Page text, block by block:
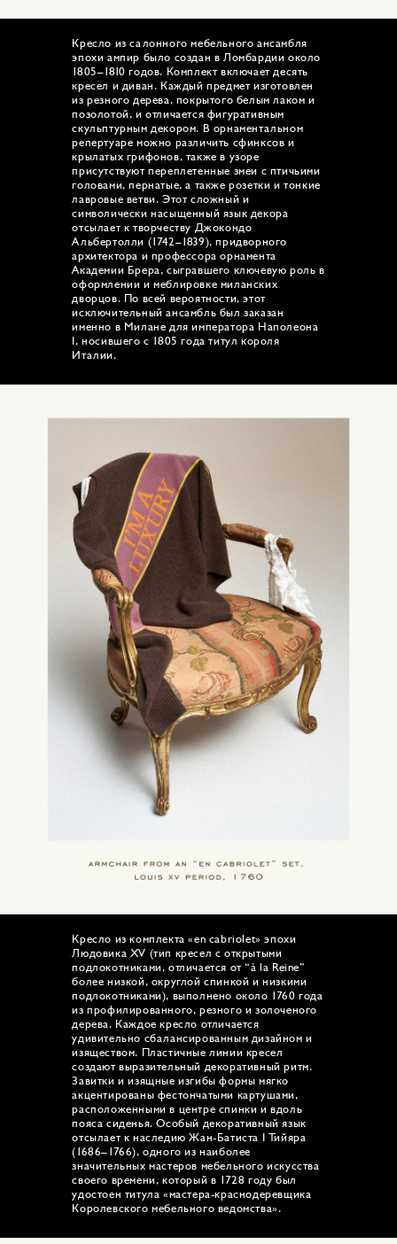
Кресло из салонного мебельного ансамбля
эпохи ампир было создан в Ломбардии около
1805–1810 годов. Комплект включает десять
кресел и диван. Каждый предмет изготовлен
из резного дерева, покрытого белым лаком и
позолотой, и отличается фигуративным
скульптурным декором. В орнаментальном
репертуаре можно различить сфинксов и
крылатых грифонов, также в узоре
присутствуют переплетенные змеи с птичьими
головами, пернатые, а также розетки и тонкие
лавровые ветви. Этот сложный и
символически насыщенный язык декора
отсылает к творчеству Джокондо
Альбертолли (1742–1839), придворного
архитектора и профессора орнамента
Академии Брера, сыгравшего ключевую роль в
оформлении и меблировке миланских
дворцов. По всей вероятности, этот
исключительный ансамбль был заказан
именно в Милане для императора Наполеона
I, носившего с 1805 года титул короля
Италии.
Кресло из комплекта «en cabriolet» эпохи
Людовика XV (тип кресел с открытыми
подлокотниками, отличается от “à la Reine”
более низкой, округлой спинкой и низкими
подлокотниками), выполнено около 1760 года
из профилированного, резного и золоченого
дерева. Каждое кресло отличается
удивительно сбалансированным дизайном и
изяществом. Пластичные линии кресел
создают выразительный декоративный ритм.
Завитки и изящные изгибы формы мягко
акцентированы фестончатыми картушами,
расположенными в центре спинки и вдоль
пояса сиденья. Особый декоративный язык
отсылает к наследию Жан-Батиста I Тийяра
(1686–1766), одного из наиболее
значительных мастеров мебельного искусства
своего времени, который в 1728 году был
удостоен титула «мастера-краснодеревщика
Королевского мебельного ведомства».